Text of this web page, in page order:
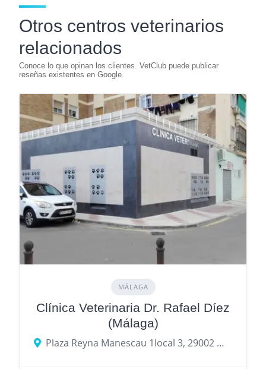
Otros centros veterinarios
relacionados
MÁLAGA
Clínica Veterinaria Dr. Rafael Díez
(Málaga)
Plaza Reyna Manescau 1local 3, 29002 Málaga